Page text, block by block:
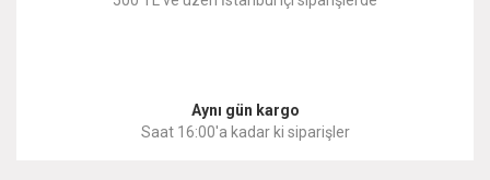
Aynı gün kargo
Saat 16:00'a kadar ki siparişler